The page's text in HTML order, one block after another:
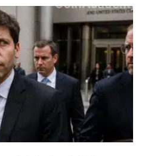
de la plainte d’Apple et